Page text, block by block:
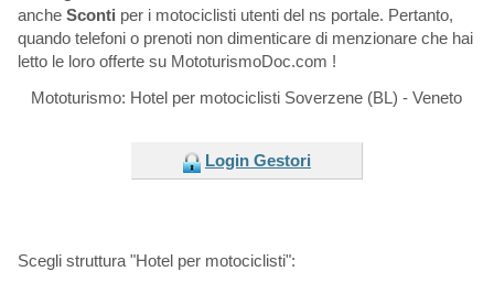
anche Sconti per i motociclisti utenti del ns portale. Pertanto,
quando telefoni o prenoti non dimenticare di menzionare che hai
letto le loro offerte su MototurismoDoc.com !
Mototurismo: Hotel per motociclisti Soverzene (BL) - Veneto
Login Gestori
Scegli struttura "Hotel per motociclisti":